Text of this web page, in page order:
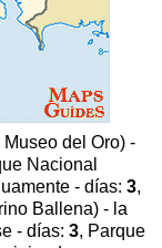
del Oro) -
Nacional
- días: 3,
Ballena) - la
- días: 3, Parque